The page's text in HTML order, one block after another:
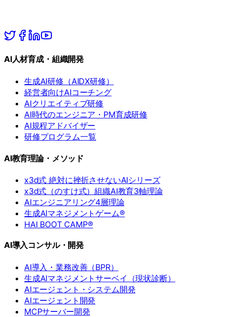
AI人材育成・組織開発
生成AI研修（AIDX研修）
経営者向けAIコーチング
AIクリエイティブ研修
AI時代のエンジニア・PM育成研修
AI規程アドバイザー
研修プログラム一覧
AI教育理論・メソッド
x3d式 絶対に挫折させないAIシリーズ
x3d式（のすけ式）組織AI教育3軸理論
AIエンジニアリング4層理論
生成AIマネジメントゲーム®
HAI BOOT CAMP®
AI導入コンサル・開発
AI導入・業務改善（BPR）
生成AIマネジメントサーベイ（現状診断）
AIエージェント・システム開発
AIエージェント開発
MCPサーバー開発